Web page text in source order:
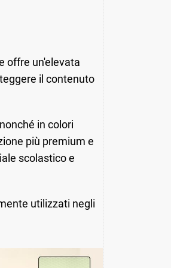
offre un'elevata
il contenuto
in colori
più premium e
scolastico e
utilizzati negli